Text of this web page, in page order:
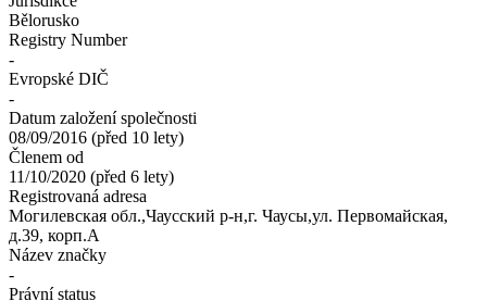
Bělorusko
Registry Number
-
Evropské DIČ
-
Datum založení společnosti
08/09/2016 (před 10 lety)
Členem od
11/10/2020 (před 6 lety)
Registrovaná adresa
Могилевская обл.,Чаусский р-н,г. Чаусы,ул. Первомайская,
д.39, корп.А
Název značky
-
Právní status